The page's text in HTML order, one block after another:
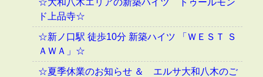
☆大和八木エリアの新築ハイツ トゥールモン
ド上品寺☆
☆新ノ口駅 徒歩10分 新築ハイツ 「ＷＥＳＴ Ｓ
ＡＷＡ」☆
☆夏季休業のお知らせ ＆ エルサ大和八木のご